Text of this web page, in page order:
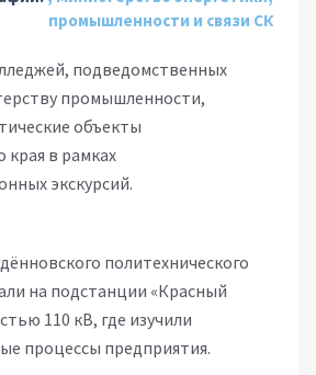
промышленности и связи СК
подведомственных
промышленности,
объекты
края в рамках
экскурсий.
политехнического
на подстанции «Красный
110 кВ, где изучили
процессы предприятия.